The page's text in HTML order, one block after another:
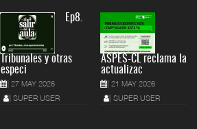
Ep8.
Tribunales y otras
especi
27 MAY 2026
SUPER USER
ASPES-CL reclama la
actualizac
21 MAY 2026
SUPER USER